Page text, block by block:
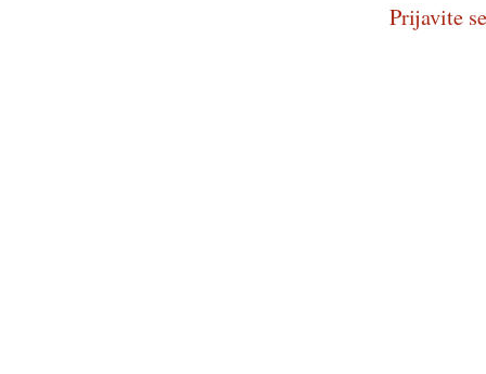
Prijavite